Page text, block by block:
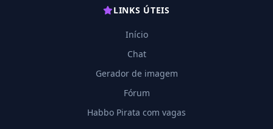
LINKS ÚTEIS
Início
Chat
Gerador de imagem
Fórum
Habbo Pirata com vagas